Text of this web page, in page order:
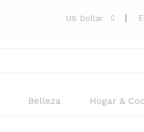
US Dollar
Belleza Hogar &